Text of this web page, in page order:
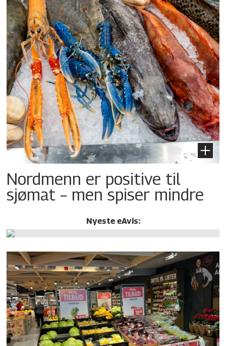
Nordmenn er positive til
sjømat – men spiser mindre
Nyeste eAvis: